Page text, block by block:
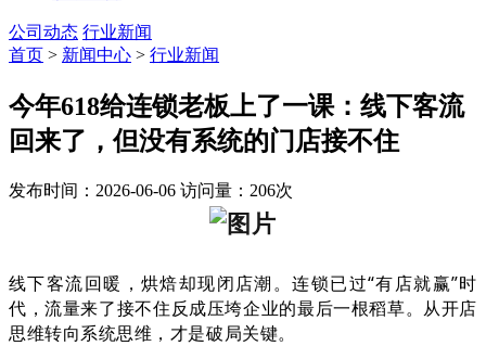
公司动态 行业新闻
首页 > 新闻中心 > 行业新闻
今年618给连锁老板上了一课：线下客流
回来了，但没有系统的门店接不住
发布时间：2026-06-06 访问量：206次
线下客流回暖，烘焙却现闭店潮。连锁已过“有店就赢”时
代，流量来了接不住反成压垮企业的最后一根稻草。从开店
思维转向系统思维，才是破局关键。